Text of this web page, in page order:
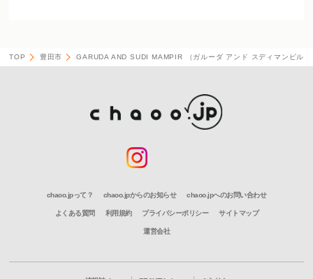
TOP 豊田市 GARUDA AND SUDI MAMPIR （ガルーダ アンド スディマンピル）
chaoo.jpって？ chaoo.jpからのお知らせ chaoo.jpへのお問い合わせ
よくある質問 利用規約 プライバシーポリシー サイトマップ
運営会社